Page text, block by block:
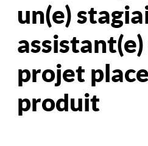
un(e)
projet
produit